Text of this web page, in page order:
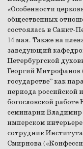
«Особенности
общественных
состоялась в Санкт-
14 мая. Также на
заведующий
Петербургской
Георгий Митрофанов
государстве” как
периода российской
богословской
семинарии Владимир
имперском
сотрудник
Смирнова